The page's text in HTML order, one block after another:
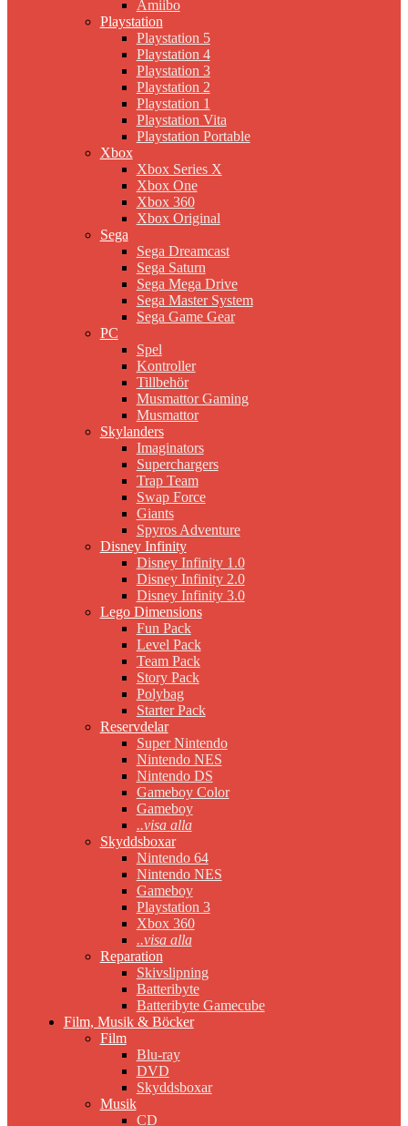
Amiibo
Playstation
Playstation 5
Playstation 4
Playstation 3
Playstation 2
Playstation 1
Playstation Vita
Playstation Portable
Xbox
Xbox Series X
Xbox One
Xbox 360
Xbox Original
Sega
Sega Dreamcast
Sega Saturn
Sega Mega Drive
Sega Master System
Sega Game Gear
PC
Spel
Kontroller
Tillbehör
Musmattor Gaming
Musmattor
Skylanders
Imaginators
Superchargers
Trap Team
Swap Force
Giants
Spyros Adventure
Disney Infinity
Disney Infinity 1.0
Disney Infinity 2.0
Disney Infinity 3.0
Lego Dimensions
Fun Pack
Level Pack
Team Pack
Story Pack
Polybag
Starter Pack
Reservdelar
Super Nintendo
Nintendo NES
Nintendo DS
Gameboy Color
Gameboy
..visa alla
Skyddsboxar
Nintendo 64
Nintendo NES
Gameboy
Playstation 3
Xbox 360
..visa alla
Reparation
Skivslipning
Batteribyte
Batteribyte Gamecube
Film, Musik & Böcker
Film
Blu-ray
DVD
Skyddsboxar
Musik
CD